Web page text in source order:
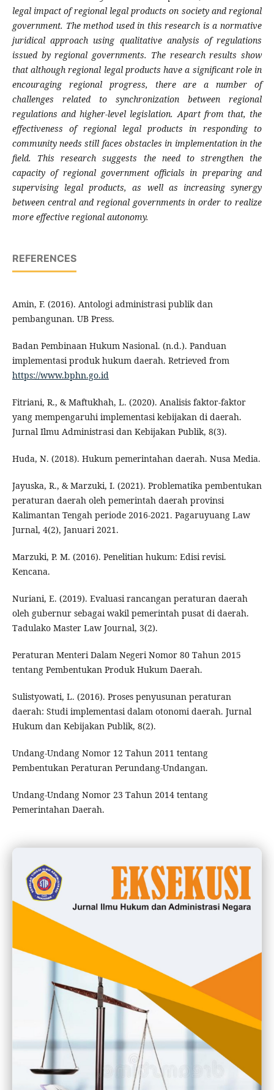
legal impact of regional legal products on society and regional
government. The method used in this research is a normative
juridical approach using qualitative analysis of regulations
issued by regional governments. The research results show
that although regional legal products have a significant role in
encouraging regional progress, there are a number of
challenges related to synchronization between regional
regulations and higher-level legislation. Apart from that, the
effectiveness of regional legal products in responding to
community needs still faces obstacles in implementation in the
field. This research suggests the need to strengthen the
capacity of regional government officials in preparing and
supervising legal products, as well as increasing synergy
between central and regional governments in order to realize
more effective regional autonomy.
REFERENCES
Amin, F. (2016). Antologi administrasi publik dan
pembangunan. UB Press.
Badan Pembinaan Hukum Nasional. (n.d.). Panduan
implementasi produk hukum daerah. Retrieved from
https://www.bphn.go.id
Fitriani, R., & Maftukhah, L. (2020). Analisis faktor-faktor
yang mempengaruhi implementasi kebijakan di daerah.
Jurnal Ilmu Administrasi dan Kebijakan Publik, 8(3).
Huda, N. (2018). Hukum pemerintahan daerah. Nusa Media.
Jayuska, R., & Marzuki, I. (2021). Problematika pembentukan
peraturan daerah oleh pemerintah daerah provinsi
Kalimantan Tengah periode 2016-2021. Pagaruyuang Law
Jurnal, 4(2), Januari 2021.
Marzuki, P. M. (2016). Penelitian hukum: Edisi revisi.
Kencana.
Nuriani, E. (2019). Evaluasi rancangan peraturan daerah
oleh gubernur sebagai wakil pemerintah pusat di daerah.
Tadulako Master Law Journal, 3(2).
Peraturan Menteri Dalam Negeri Nomor 80 Tahun 2015
tentang Pembentukan Produk Hukum Daerah.
Sulistyowati, L. (2016). Proses penyusunan peraturan
daerah: Studi implementasi dalam otonomi daerah. Jurnal
Hukum dan Kebijakan Publik, 8(2).
Undang-Undang Nomor 12 Tahun 2011 tentang
Pembentukan Peraturan Perundang-Undangan.
Undang-Undang Nomor 23 Tahun 2014 tentang
Pemerintahan Daerah.